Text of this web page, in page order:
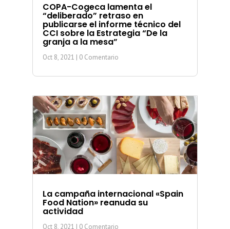
COPA-Cogeca lamenta el
“deliberado” retraso en
publicarse el informe técnico del
CCI sobre la Estrategia “De la
granja a la mesa”
Oct 8, 2021 | 0 Comentario
La campaña internacional «Spain
Food Nation» reanuda su
actividad
Oct 8, 2021 | 0 Comentario